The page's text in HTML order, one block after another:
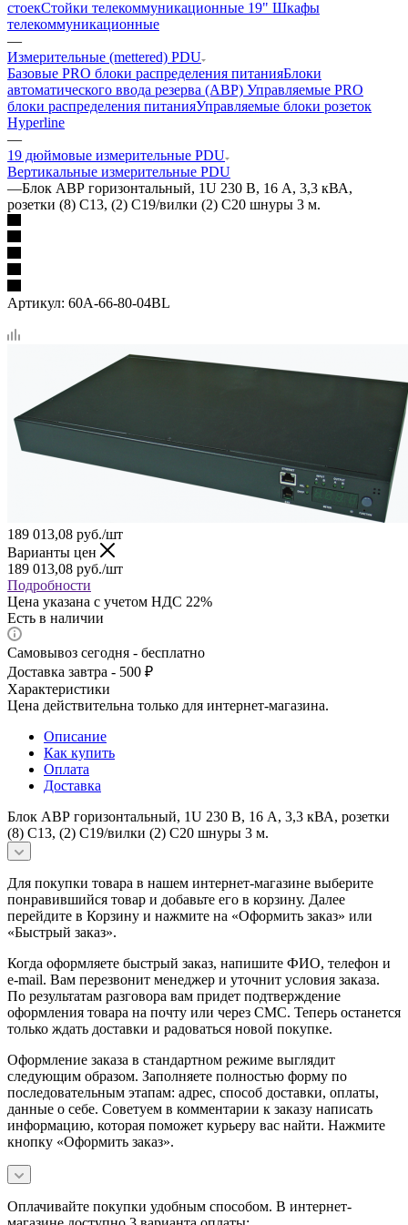
стоекСтойки телекоммуникационные 19" Шкафы
телекоммуникационные
—
Измерительные (mettered) PDU
Базовые PRO блоки распределения питанияБлоки
автоматического ввода резерва (АВР) Управляемые PRO
блоки распределения питанияУправляемые блоки розеток
Hyperline
—
19 дюймовые измерительные PDU
Вертикальные измерительные PDU
—Блок АВР горизонтальный, 1U 230 В, 16 А, 3,3 кВА,
розетки (8) C13, (2) C19/вилки (2) C20 шнуры 3 м.
Артикул: 60A-66-80-04BL
189 013,08 руб./шт
Варианты цен
189 013,08 руб./шт
Подробности
Цена указана с учетом НДС 22%
Есть в наличии
Самовывоз сегодня - бесплатно
Доставка завтра - 500 ₽
Характеристики
Цена действительна только для интернет-магазина.
Описание
Как купить
Оплата
Доставка
Блок АВР горизонтальный, 1U 230 В, 16 А, 3,3 кВА, розетки
(8) C13, (2) C19/вилки (2) C20 шнуры 3 м.
Для покупки товара в нашем интернет-магазине выберите
понравившийся товар и добавьте его в корзину. Далее
перейдите в Корзину и нажмите на «Оформить заказ» или
«Быстрый заказ».
Когда оформляете быстрый заказ, напишите ФИО, телефон и
e-mail. Вам перезвонит менеджер и уточнит условия заказа.
По результатам разговора вам придет подтверждение
оформления товара на почту или через СМС. Теперь останется
только ждать доставки и радоваться новой покупке.
Оформление заказа в стандартном режиме выглядит
следующим образом. Заполняете полностью форму по
последовательным этапам: адрес, способ доставки, оплаты,
данные о себе. Советуем в комментарии к заказу написать
информацию, которая поможет курьеру вас найти. Нажмите
кнопку «Оформить заказ».
Оплачивайте покупки удобным способом. В интернет-